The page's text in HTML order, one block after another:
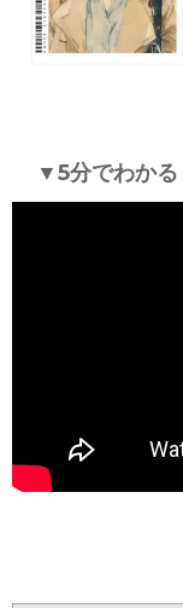
▼5分でわか